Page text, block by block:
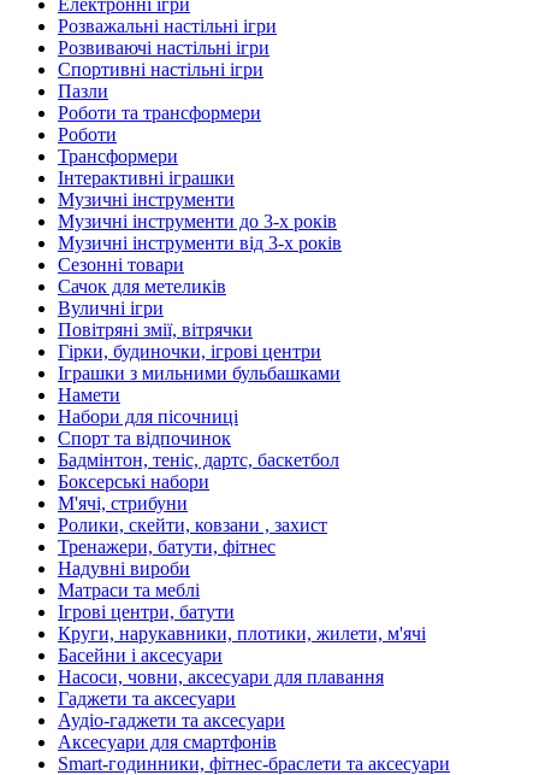
Електронні ігри
Розважальні настільні ігри
Розвиваючі настільні ігри
Спортивні настільні ігри
Пазли
Роботи та трансформери
Роботи
Трансформери
Інтерактивні іграшки
Музичні інструменти
Музичні інструменти до 3-х років
Музичні інструменти від 3-х років
Сезонні товари
Сачок для метеликів
Вуличні ігри
Повітряні змії, вітрячки
Гірки, будиночки, ігрові центри
Іграшки з мильними бульбашками
Намети
Набори для пісочниці
Спорт та відпочинок
Бадмінтон, теніс, дартс, баскетбол
Боксерські набори
М'ячі, стрибуни
Ролики, скейти, ковзани , захист
Тренажери, батути, фітнес
Надувні вироби
Матраси та меблі
Ігрові центри, батути
Круги, нарукавники, плотики, жилети, м'ячі
Басейни і аксесуари
Насоси, човни, аксесуари для плавання
Гаджети та аксесуари
Аудіо-гаджети та аксесуари
Аксесуари для смартфонів
Smart-годинники, фітнес-браслети та аксесуари